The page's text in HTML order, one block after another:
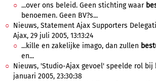
...over ons beleid. Geen stichting waar
benoemen. Geen BV?s...
Nieuws, Statement Ajax Supporters
Ajax, 29 juli 2005, 13:13:24
...kille en zakelijke imago, dan zullen
en...
Nieuws, 'Studio-Ajax gevoel' speelde rol bij
januari 2005, 23:30:38